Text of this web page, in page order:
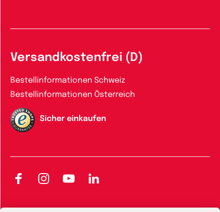
Versandkostenfrei (D)
Bestellinformationen Schweiz
Bestellinformationen Österreich
Sicher einkaufen
FacebookInstagramYouTubeLinkedIn